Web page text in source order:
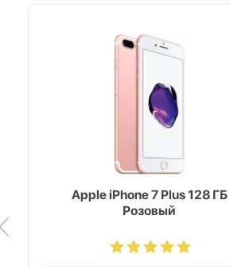
Apple iPhone 7 Plus 128 ГБ
Розовый